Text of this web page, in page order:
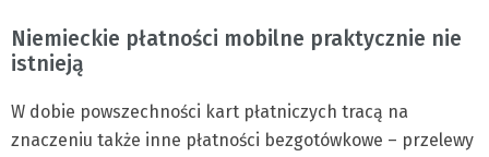
Niemieckie płatności mobilne praktycznie nie
istnieją
W dobie powszechności kart płatniczych tracą na
znaczeniu także inne płatności bezgotówkowe – przelewy